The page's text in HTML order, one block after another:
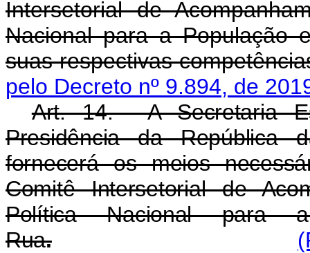
Intersetorial de
Nacional para a População
suas respectivas
pelo Decreto nº 9.894, de
Art. 14. A Secretaria
Presidência da República
fornecerá os meios
Comitê Intersetorial de
Política Nacional para
Rua.